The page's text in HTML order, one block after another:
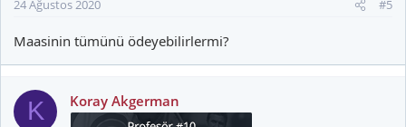
:
24 Ağustos 2020 #5
Maasinin tümünü ödeyebilirlermi?
K Koray Akgerman